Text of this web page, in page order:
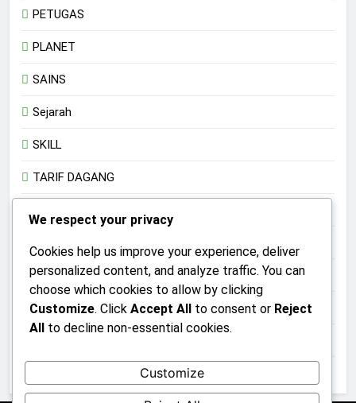
PETUGAS
PLANET
SAINS
Sejarah
SKILL
TARIF DAGANG
TRANSHUMANISME
UMKM
We respect your privacy
Cookies help us improve your experience, deliver
personalized content, and analyze traffic. You can
choose which cookies to allow by clicking
Customize. Click Accept All to consent or Reject
All to decline non-essential cookies.
Customize